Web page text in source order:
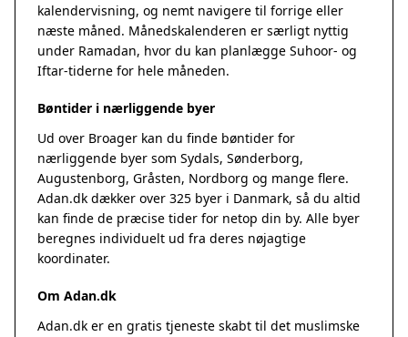
kalendervisning, og nemt navigere til forrige eller
næste måned. Månedskalenderen er særligt nyttig
under Ramadan, hvor du kan planlægge Suhoor- og
Iftar-tiderne for hele måneden.
Bøntider i nærliggende byer
Ud over Broager kan du finde bøntider for
nærliggende byer som Sydals, Sønderborg,
Augustenborg, Gråsten, Nordborg og mange flere.
Adan.dk dækker over 325 byer i Danmark, så du altid
kan finde de præcise tider for netop din by. Alle byer
beregnes individuelt ud fra deres nøjagtige
koordinater.
Om Adan.dk
Adan.dk er en gratis tjeneste skabt til det muslimske